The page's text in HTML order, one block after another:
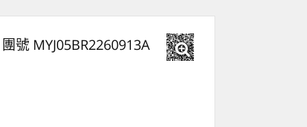
團號 MYJ05BR2260913A